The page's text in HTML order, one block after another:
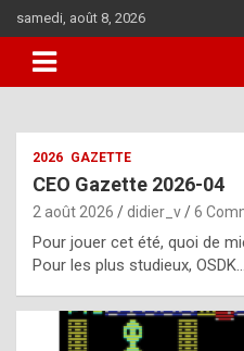
to
content
samedi, août 8, 2026
2026 GAZETTE
CEO Gazette 2026-04
2 août 2026 didier_v 6
Pour jouer cet été, quoi de
Pour les plus studieux, OSDK…